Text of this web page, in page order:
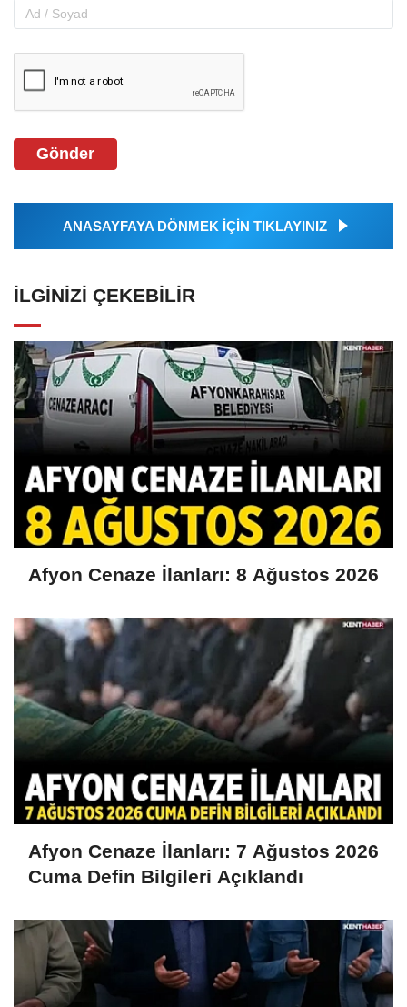
Gönder
ANASAYFAYA DÖNMEK İÇİN TIKLAYINIZ
İLGINIZI ÇEKEBILIR
Afyon Cenaze İlanları: 8 Ağustos 2026
Afyon Cenaze İlanları: 7 Ağustos 2026
Cuma Defin Bilgileri Açıklandı